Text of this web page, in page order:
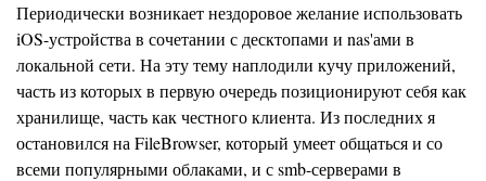
Периодически возникает нездоровое желание использовать
iOS-устройства в сочетании с десктопами и nas'ами в
локальной сети. На эту тему наплодили кучу приложений,
часть из которых в первую очередь позиционируют себя как
хранилище, часть как честного клиента. Из последних я
остановился на FileBrowser, который умеет общаться и со
всеми популярными облаками, и с smb-серверами в